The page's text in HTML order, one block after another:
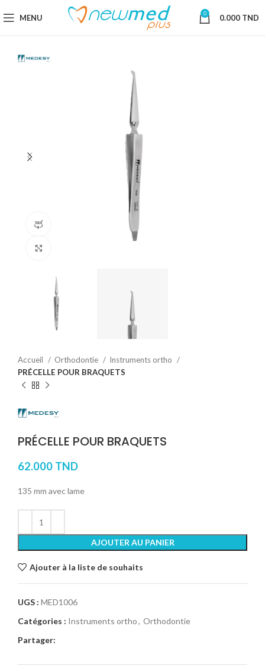
MENU 0 0.000 TND
Accueil Orthodontie
Instruments ortho
PRÉCELLE POUR BRAQUETS
PRÉCELLE POUR BRAQUETS
62.000 TND
135 mm avec lame
AJOUTER AU PANIER
Ajouter à la liste de souhaits
UGS : MED1006
Catégories : Instruments ortho, Orthodontie
Partager: